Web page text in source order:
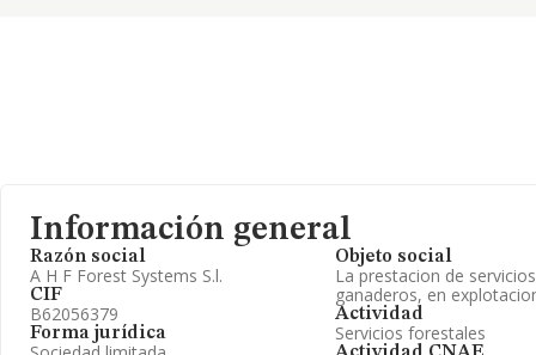
Información general
Razón social
A H F Forest Systems S.l.
CIF
B62056379
Forma jurídica
Objeto social
La prestacion de
ganaderos, en
Actividad
Servicios forestales